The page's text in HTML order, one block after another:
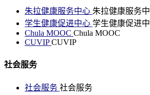
朱拉健康服务中心 朱拉健康服务
学生健康促进中心 学生健康促进
Chula MOOC Chula MOOC
CUVIPCUVIP
社会服务
社会服务 社会服务